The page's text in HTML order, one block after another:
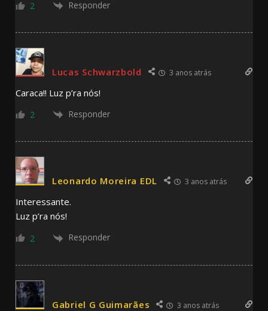
2 Responder
Lucas Schwarzbold 3 anos atrás
Caraca!! Luz p’ra nós!
2 Responder
Leonardo Moreira EDL 3 anos atrás
Interessante.
Luz p’ra nós!
2 Responder
Gabriel G Guimarães 3 anos atrás